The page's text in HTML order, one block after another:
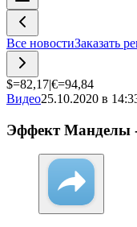
Все новостиЗаказать
$=82,17|€=94,84
Видео25.10.2020 в
Эффект Манделы -